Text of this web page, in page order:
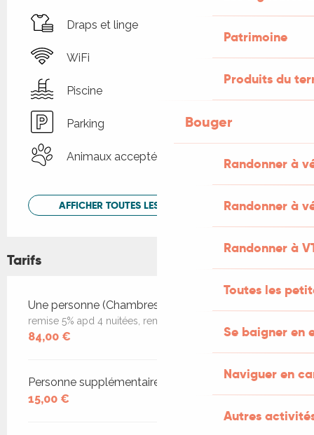
Patrimoine
Produits du
Bouger
Randonner à
Randonner à
Randonner à
Toutes les
Se baigner en
Naviguer en
Autres
Draps et linge
WiFi
Piscine
Parking
Animaux acceptés
AFFICHER TOUTES LES PRESTATIONS
Tarifs
Tarifs 2026
Une personne (Chambres d'hôtes)
remise 5% apd 4 nuitées, remise 10% apd de 7 nuitées
84,00 €
Personne supplémentaire (Chambres d'hôtes)
15,00 €